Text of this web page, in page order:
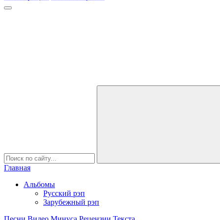
Главная
Альбомы
Русский рэп
Зарубежный рэп